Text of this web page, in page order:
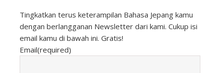
Tingkatkan terus keterampilan Bahasa Jepang kamu
dengan berlangganan Newsletter dari kami. Cukup isi
email kamu di bawah ini. Gratis!
Email(required)